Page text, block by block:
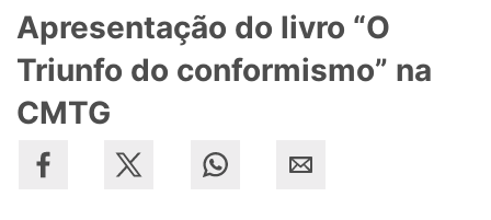
Apresentação do livro “O
Triunfo do conformismo” na
CMTG